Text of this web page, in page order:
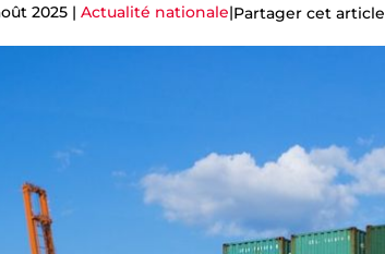
2025 | Actualité nationale|Partager cet article